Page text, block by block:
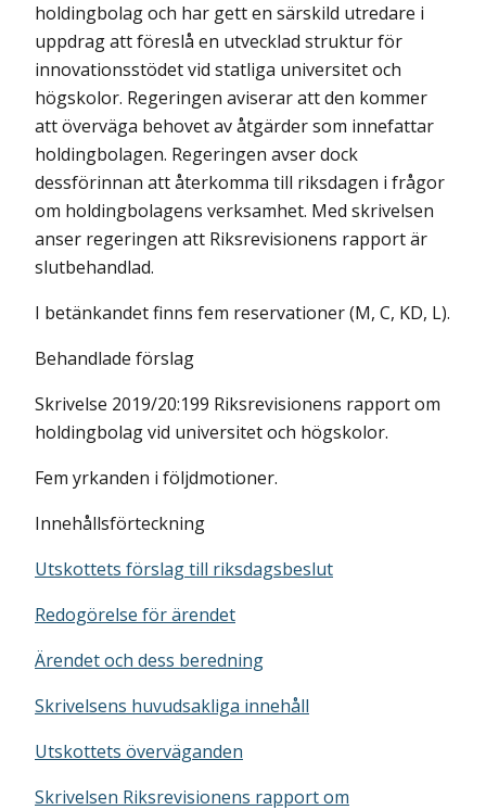
holdingbolag och har gett en särskild utredare i
uppdrag att föreslå en utvecklad struktur för
innovationsstödet vid statliga universitet och
högskolor. Regeringen aviserar att den kommer
att överväga behovet av åtgärder som innefattar
holdingbolagen. Regeringen avser dock
dessförinnan att återkomma till riksdagen i frågor
om holdingbolagens verksamhet. Med skrivelsen
anser regeringen att Riksrevisionens rapport är
slutbehandlad.
I betänkandet finns fem reservationer (M, C, KD, L).
Behandlade förslag
Skrivelse 2019/20:199 Riksrevisionens rapport om
holdingbolag vid universitet och högskolor.
Fem yrkanden i följdmotioner.
Innehållsförteckning
Utskottets förslag till riksdagsbeslut
Redogörelse för ärendet
Ärendet och dess beredning
Skrivelsens huvudsakliga innehåll
Utskottets överväganden
Skrivelsen Riksrevisionens rapport om